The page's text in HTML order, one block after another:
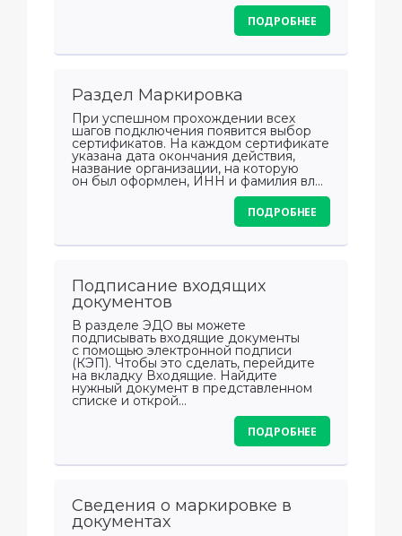
ПОДРОБНЕЕ
Раздел Маркировка
При успешном прохождении всех
шагов подключения появится выбор
сертификатов. На каждом сертификате
указана дата окончания действия,
название организации, на которую
он был оформлен, ИНН и фамилия вл...
ПОДРОБНЕЕ
Подписание входящих
документов
В разделе ЭДО вы можете
подписывать входящие документы
с помощью электронной подписи
(КЭП). Чтобы это сделать, перейдите
на вкладку Входящие. Найдите
нужный документ в представленном
списке и открой...
ПОДРОБНЕЕ
Сведения о маркировке в
документах